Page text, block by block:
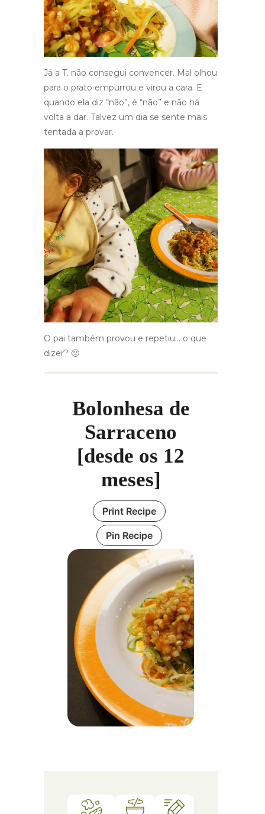
Já a T. não consegui convencer. Mal olhou
para o prato empurrou e virou a cara. E
quando ela diz “não”, é “não” e não há
volta a dar. Talvez um dia se sente mais
tentada a provar.
O pai também provou e repetiu… o que
dizer? 🙂
Bolonhesa de
Sarraceno
[desde os 12
meses]
Print Recipe
Pin Recipe